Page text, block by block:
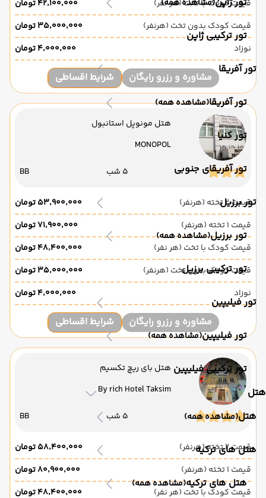
(مشاهده همه)
تور ترکیبی ژاپن
تور آفریقا
تور آفریقا(مشاهده همه)
تور کنیا
تور آفریقای جنوبی
تور برزیل
تور برزیل(مشاهده همه)
تور ترکیبی برزیل
تور فیلیپین
تور فیلیپین(مشاهده همه)
تور ترکیبی فیلیپین
هتل
هتل(مشاهده همه)
هتل های ترکیه
هتل های ترکیه(مشاهده همه)
قیمت کودک با تخت (هر نفر)
۴۲٬۱۰۰٬۰۰۰ تومان
قیمت کودک بدون تخت (هرنفر)
۳۵٬۰۰۰٬۰۰۰ تومان
نوزاد
۴٬۰۰۰٬۰۰۰ تومان
مشاوره و رزرو رایگان شرایط اقساطی
هتل مونوپل استانبول
MONOPOL
5 شب BB
قیمت 2 تخته (هرنفر)
۵۳٬۹۰۰٬۰۰۰ تومان
قیمت 1 تخته (هرنفر)
۷۱٬۹۰۰٬۰۰۰ تومان
قیمت کودک با تخت (هر نفر)
۴۸٬۴۰۰٬۰۰۰ تومان
قیمت کودک بدون تخت (هرنفر)
۳۵٬۰۰۰٬۰۰۰ تومان
نوزاد
۴٬۰۰۰٬۰۰۰ تومان
مشاوره و رزرو رایگان شرایط اقساطی
هتل بای ریچ تکسیم
By rich Hotel Taksim
5 شب BB
قیمت 2 تخته (هرنفر)
۵۸٬۴۰۰٬۰۰۰ تومان
قیمت 1 تخته (هرنفر)
۸۰٬۹۰۰٬۰۰۰ تومان
قیمت کودک با تخت (هر نفر)
۴۸٬۴۰۰٬۰۰۰ تومان